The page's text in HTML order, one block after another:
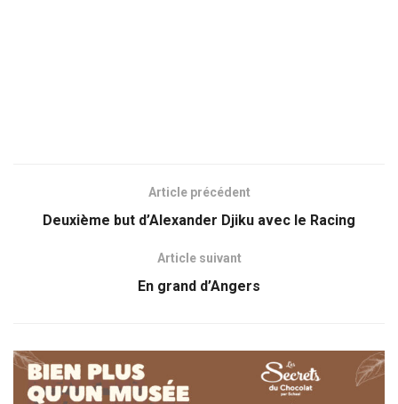
Article précédent
Deuxième but d’Alexander Djiku avec le Racing
Article suivant
En grand d’Angers